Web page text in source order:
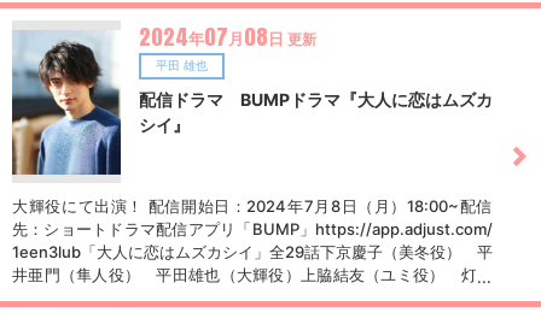
2024年07 月08日 更新
平田 雄也
配信ドラマ BUMPドラマ『大人に恋はムズカ
シイ』
大輝役にて出演！ 配信開始日：2024年7月8日（月）18:00~配信
先：ショートドラマ配信アプリ「BUMP」https://app.adjust.com/
1een3lub「大人に恋はムズカシイ」全29話下京慶子（美冬役） 平
井亜門（隼人役） 平田雄也（大輝役）上脇結友（ユミ役） 灯敦
生（リコ役） 福室莉音（さくら役）監督：福田沙紀脚本：灯敦生